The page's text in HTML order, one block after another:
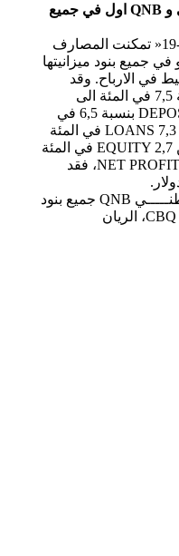
موجوداتها تعدت 502 مليار دولار اميركي و QNB اول في جميع
بالرغم من الآثار السلبية لجائحة »كوفيد-19« تمكنت المصارف
من تحقيق نمو في جميع بنود ميزانيتها
بسيط في الارباح. وقد
ارتفع مجموع موجوداتها ASSETS بنسبة 7,5 في المئة الى
502,6 مليار دولار اميركي وودائعها DEPOSITS بنسبة 6,5 في
المئة الى نحو 329 مليار دولار والقروض LOANS 7,3 في المئة
الى نحو 345,5 ملياراً وحقوق المساهمين EQUITY 2,7 في المئة
الى 56 مليار دولار. اما ارباحها الصافية NET PROFIT، فقد
وكعادتـــــه تصدر بنـــــك قطـــــر الوطنـــــي QNB جميع بنود
الميزانية تلاه »المصرف« QIB، التجاري CBQ، الريان